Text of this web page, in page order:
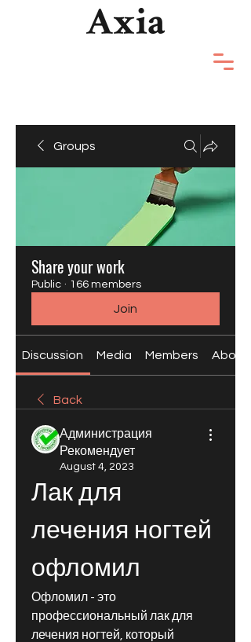
Groups
Share your work
Public · 166 members
Join
Discussion Media Members About
Back
Администрация
Рекомендует
August 4, 2023
Лак для
лечения ногтей
офломил
Офломил - это
профессиональный лак для
лечения ногтей, который